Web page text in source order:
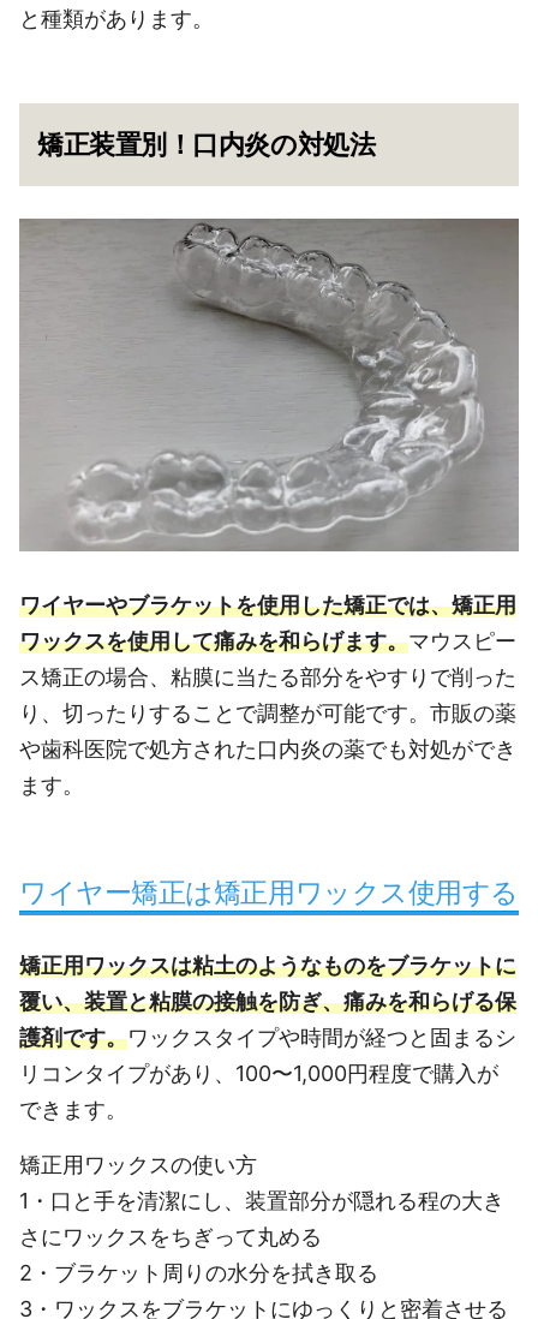
と種類があります。
矯正装置別！口内炎の対処法
ワイヤーやブラケットを使用した矯正では、矯正用
ワックスを使用して痛みを和らげます。マウスピー
ス矯正の場合、粘膜に当たる部分をやすりで削った
り、切ったりすることで調整が可能です。市販の薬
や歯科医院で処方された口内炎の薬でも対処ができ
ます。
ワイヤー矯正は矯正用ワックス使用する
矯正用ワックスは粘土のようなものをブラケットに
覆い、装置と粘膜の接触を防ぎ、痛みを和らげる保
護剤です。ワックスタイプや時間が経つと固まるシ
リコンタイプがあり、100〜1,000円程度で購入が
できます。
矯正用ワックスの使い方
1・口と手を清潔にし、装置部分が隠れる程の大き
さにワックスをちぎって丸める
2・ブラケット周りの水分を拭き取る
3・ワックスをブラケットにゆっくりと密着させる